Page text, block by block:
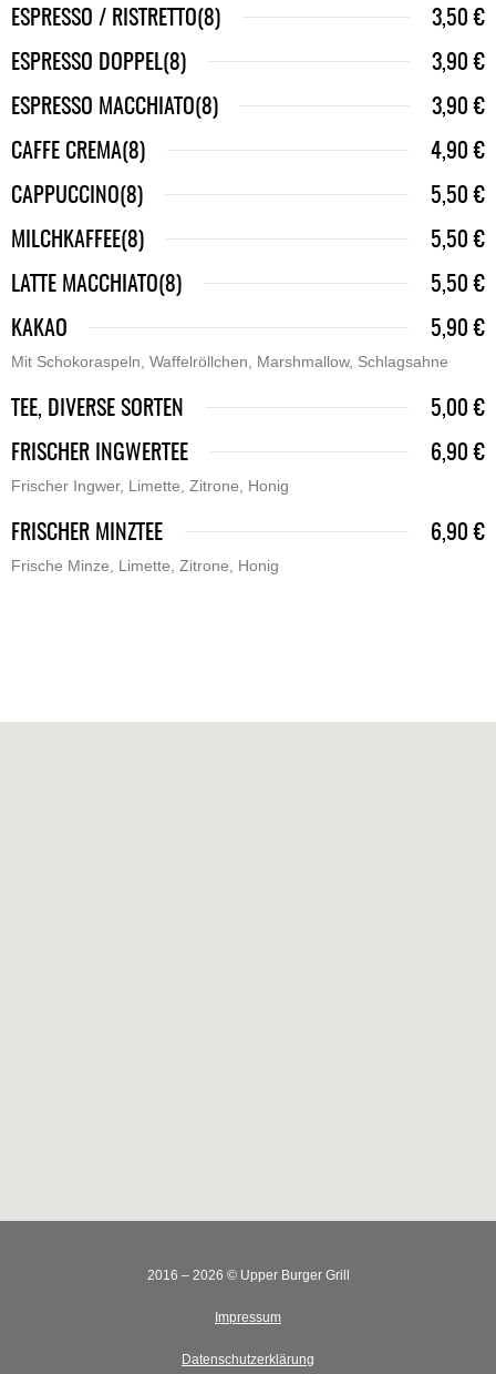
ESPRESSO / RISTRETTO(8)
3,50 €
ESPRESSO DOPPEL(8)
3,90 €
ESPRESSO MACCHIATO(8)
3,90 €
CAFFE CREMA(8)
4,90 €
CAPPUCCINO(8)
5,50 €
MILCHKAFFEE(8)
5,50 €
LATTE MACCHIATO(8)
5,50 €
KAKAO
5,90 €
Mit Schokoraspeln, Waffelröllchen, Marshmallow, Schlagsahne
TEE, DIVERSE SORTEN
5,00 €
FRISCHER INGWERTEE
6,90 €
Frischer Ingwer, Limette, Zitrone, Honig
FRISCHER MINZTEE 6,90 €
Frische Minze, Limette, Zitrone, Honig
2016 – 2026 © Upper Burger Grill
Impressum
Datenschutzerklärung